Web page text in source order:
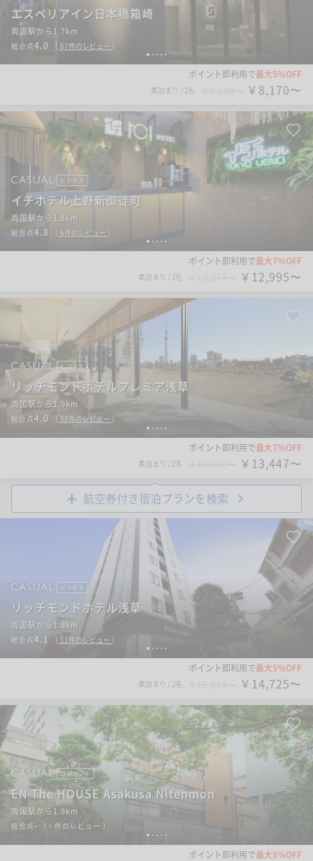
1 2 3 4 5
エスペリアイン日本橋箱崎
両国駅から1.7km
総合点4.0 （ 67件のレビュー ）
ポイント即利用で最大5％OFF
素泊まり / 2名 ￥8,170〜
1 2 3 4 5
ビジネス
イチホテル上野新御徒町
両国駅から1.8km
総合点4.8 （ 6件のレビュー ）
ポイント即利用で最大7％OFF
素泊まり / 2名 ￥12,995〜
1 2 3 4 5
ビジネス
リッチモンドホテルプレミア浅草
両国駅から1.9km
総合点4.0 （ 38件のレビュー ）
ポイント即利用で最大7％OFF
素泊まり / 2名 ￥13,447〜
航空券付き宿泊プランを検索
1 2 3 4 5
ビジネス
リッチモンドホテル浅草
両国駅から1.9km
総合点4.1 （ 11件のレビュー ）
ポイント即利用で最大5％OFF
素泊まり / 2名 ￥14,725〜
1 2 3 4 5
コンセプト
EN The HOUSE Asakusa Nitenmon
両国駅から1.9km
総合点- （ - 件のレビュー ）
ポイント即利用で最大5％OFF